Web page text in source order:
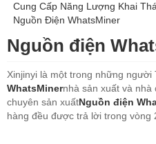
Cung Cấp Năng Lượng Khai
Nguồn Điện WhatsMiner
Nguồn điện
Xinjinyi là một trong những người
WhatsMinernhà sản xuất và nhà
chuyên sản xuấtNguồn điện
hàng đều được trả lời trong vòng